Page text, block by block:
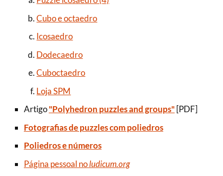
Cubo e octaedro
Icosaedro
Dodecaedro
Cuboctaedro
Loja SPM
Artigo"Polyhedron puzzles and groups" [PDF]
Fotografias de puzzles com poliedros
Poliedros e números
Página pessoal noludicum.org